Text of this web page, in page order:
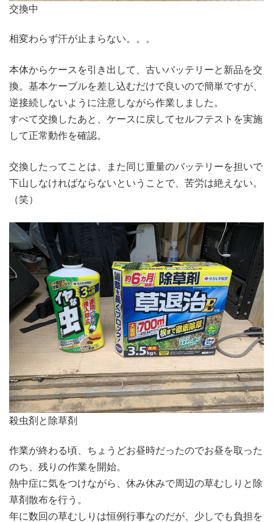
交換中
相変わらず汗が止まらない。。。
本体からケースを引き出して、古いバッテリーと新品を交
換。基本ケーブルを差し込むだけで良いので簡単ですが、
逆接続しないように注意しながら作業しました。
すべて交換したあと、ケースに戻してセルフテストを実施
して正常動作を確認。
交換したってことは、また同じ重量のバッテリーを担いで
下山しなければならないということで、苦労は絶えない。
（笑）
殺虫剤と除草剤
作業が終わる頃、ちょうどお昼時だったのでお昼を取った
のち、残りの作業を開始。
熱中症に気をつけながら、休み休みで周辺の草むしりと除
草剤散布を行う。
年に数回の草むしりは恒例行事なのだが、少しでも負担を